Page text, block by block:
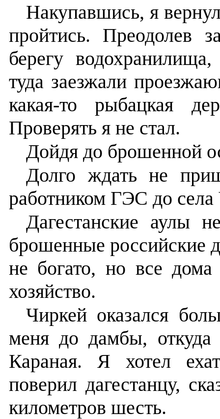
Накупавшись, я
пройтись. Преодолев
берегу
туда заезжали
какая-то рыбацкая
Проверять я не стал.
Дойдя до брошенной
Долго ждать не
работником ГЭС до
Дагестанские аулы
брошенные российские
не богато, но все
хозяйство.
Чиркей оказался
меня до дамбы, откуда
Караная. Я хотел
поверил дагестанцу,
километров шесть.